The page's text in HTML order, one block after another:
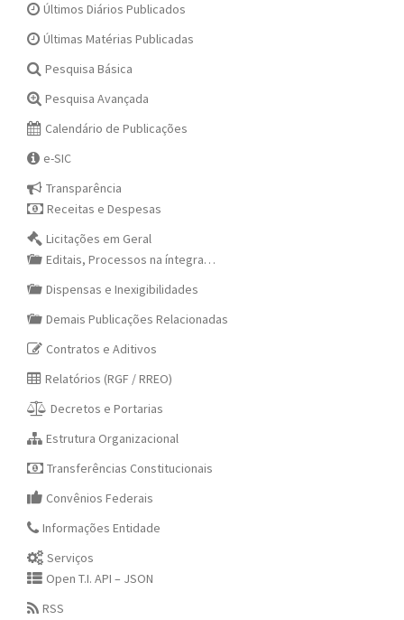
Últimos Diários Publicados
Últimas Matérias Publicadas
Pesquisa Básica
Pesquisa Avançada
Calendário de Publicações
e-SIC
Transparência
Receitas e Despesas
Licitações em Geral
Editais, Processos na íntegra…
Dispensas e Inexigibilidades
Demais Publicações Relacionadas
Contratos e Aditivos
Relatórios (RGF / RREO)
Decretos e Portarias
Estrutura Organizacional
Transferências Constitucionais
Convênios Federais
Informações Entidade
Serviços
Open T.I. API – JSON
RSS